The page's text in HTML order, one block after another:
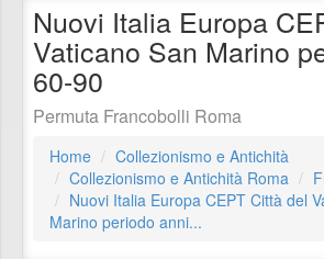
Nuovi Italia Europa
Vaticano San Marino
60-90
Permuta Francobolli Roma
Home
Collezionismo e Antichità
Collezionismo e Antichità Roma
Nuovi Italia Europa CEPT Città del
Marino periodo anni...